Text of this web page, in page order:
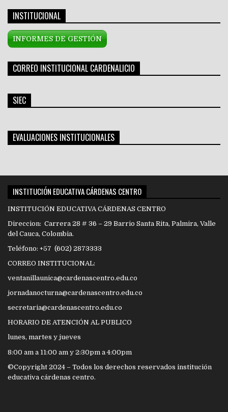
INSTITUCIONAL
INFORMES DE GESTIÓN
CORREO INSTITUCIONAL CARDENALICIO
SIEC
EVALUACIONES INSTITUCIONALES
INSTITUCIÓN EDUCATIVA CÁRDENAS CENTRO
INSTITUCIÓN EDUCATIVA CÁRDENAS CENTRO
Direccion: Carrera 28 # 36 – 29 Barrio Santa Rita, Palmira, Valle
del Cauca, Colombia.
Teléfono: +57 (602) 2873333
CORREO INSTITUCIONAL:
ventanillaunica@cardenascentro.edu.co
jornadanocturna@cardenascentro.edu.co
secretaria@cardenascentro.edu.co
HORARIO DE ATENCIÓN AL PUBLICO
lunes, martes y jueves
8:00 am a 11:00 am y 2:30pm a 4:00pm
©Copyright 2024 – Todos los derechos reservados institución
educativa cárdenas centro.